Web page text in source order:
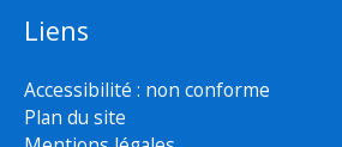
Liens
Accessibilité : non conforme
Plan du site